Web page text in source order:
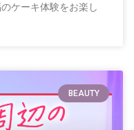
ケーキ体験をお楽し
BEAUTY